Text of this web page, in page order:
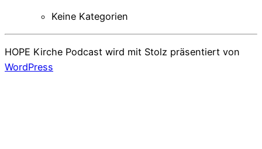
Keine Kategorien
HOPE Kirche Podcast wird mit Stolz präsentiert von
WordPress